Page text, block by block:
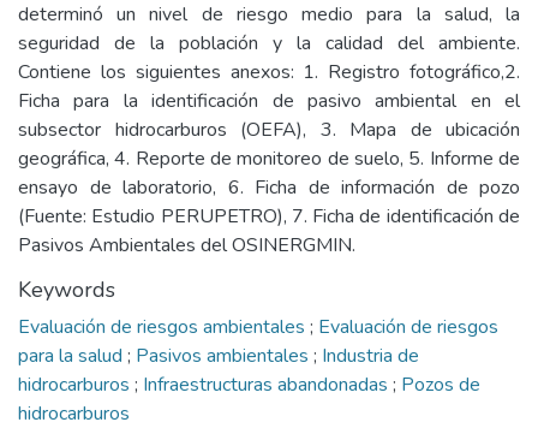
determinó un nivel de riesgo medio para la salud, la
seguridad de la población y la calidad del ambiente.
Contiene los siguientes anexos: 1. Registro fotográfico,2.
Ficha para la identificación de pasivo ambiental en el
subsector hidrocarburos (OEFA), 3. Mapa de ubicación
geográfica, 4. Reporte de monitoreo de suelo, 5. Informe de
ensayo de laboratorio, 6. Ficha de información de pozo
(Fuente: Estudio PERUPETRO), 7. Ficha de identificación de
Pasivos Ambientales del OSINERGMIN.
Keywords
Evaluación de riesgos ambientales ; Evaluación de riesgos
para la salud ; Pasivos ambientales ; Industria de
hidrocarburos ; Infraestructuras abandonadas ; Pozos de
hidrocarburos